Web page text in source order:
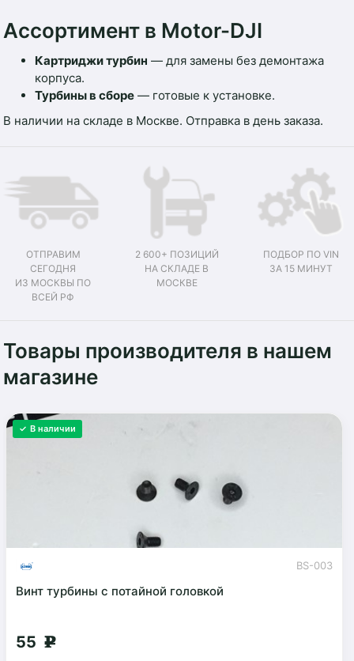
Ассортимент в Motor-DJI
Картриджи турбин — для замены без демонтажа
корпуса.
Турбины в сборе — готовые к установке.
В наличии на складе в Москве. Отправка в день заказа.
ОТПРАВИМ
СЕГОДНЯ
ИЗ МОСКВЫ ПО
ВСЕЙ РФ
2 600+ ПОЗИЦИЙ
НА СКЛАДЕ В
МОСКВЕ
ПОДБОР ПО VIN
ЗА 15 МИНУТ
Товары производителя в нашем
магазине
✓ В наличии
BS-003
Винт турбины с потайной головкой
55 g